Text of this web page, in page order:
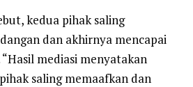
kedua pihak saling
dan akhirnya mencapai
mediasi menyatakan
saling memaafkan dan